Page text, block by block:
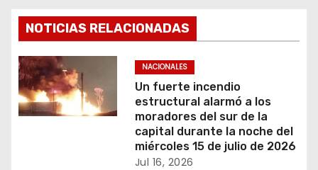
g
a
c
i
NOTICIAS RELACIONADAS
NACIONALES
Un fuerte incendio
estructural alarmó a los
moradores del sur de la
capital durante la noche del
miércoles 15 de julio de 2026
Jul 16, 2026